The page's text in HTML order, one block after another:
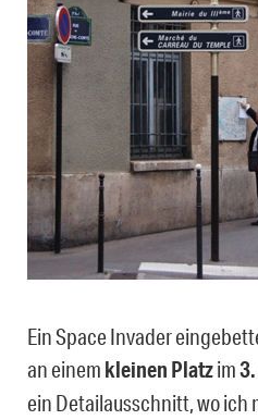
Ein Space Invader
an einem kleinen Platzim
ein Detailausschnitt, wo ich